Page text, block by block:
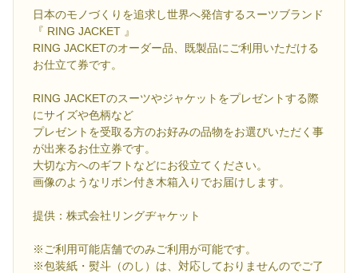
日本のモノづくりを追求し世界へ発信するスーツブランド
『 RING JACKET 』
RING JACKETのオーダー品、既製品にご利用いただける
お仕立て券です。
RING JACKETのスーツやジャケットをプレゼントする際
にサイズや色柄など
プレゼントを受取る方のお好みの品物をお選びいただく事
が出来るお仕立券です。
大切な方へのギフトなどにお役立てください。
画像のようなリボン付き木箱入りでお届けします。
提供：株式会社リングヂャケット
※ご利用可能店舗でのみご利用が可能です。
※包装紙・熨斗（のし）は、対応しておりませんのでご了